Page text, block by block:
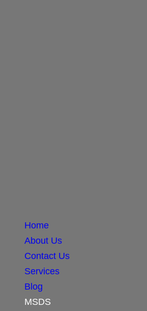
Home
About Us
Contact Us
Services
Blog
MSDS